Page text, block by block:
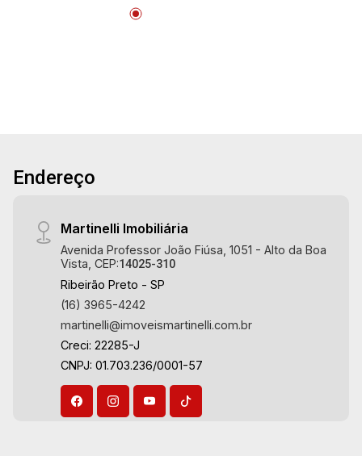
Cozinha e área de serviço planejadas -
Lançamentos! Avenida João Fiúsa, 1051 - Alto
da Boa Vista | Ribeirão Preto.
Endereço
Martinelli Imobiliária
Avenida Professor João Fiúsa, 1051 - Alto da Boa
Vista, CEP:14025-310
Ribeirão Preto - SP
(16) 3965-4242
martinelli@imoveismartinelli.com.br
Creci: 22285-J
CNPJ: 01.703.236/0001-57